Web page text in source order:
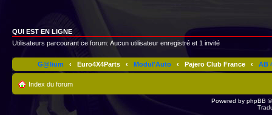
QUI EST EN LIGNE
Utilisateurs parcourant ce forum: Aucun utilisateur enregistré et 1 invité
G@lium ‹ Euro4X4Parts ‹ Modul'Auto ‹ Pajero Club France ‹ AB
Index du forum
Powered by phpBB